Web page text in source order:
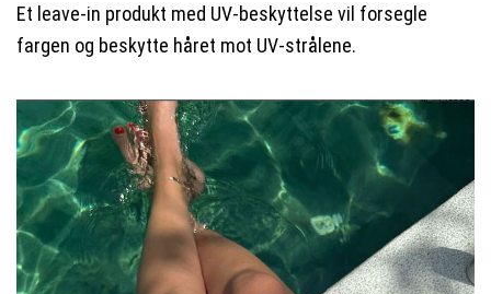
Et leave-in produkt med UV-beskyttelse vil forsegle
fargen og beskytte håret mot UV-strålene.